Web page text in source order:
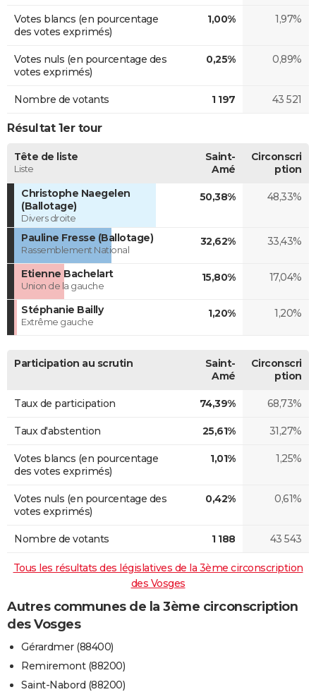
Votes blancs (en pourcentage
des votes exprimés)
1,00% 1,97%
Votes nuls (en pourcentage des
votes exprimés)
0,25% 0,89%
Nombre de votants 1 197 43 521
Résultat 1er tour
Tête de liste
Liste
Saint-
Amé
Circonscri
ption
Christophe Naegelen
(Ballotage)
Divers droite
50,38% 48,33%
Pauline Fresse (Ballotage)
Rassemblement National
32,62% 33,43%
Etienne Bachelart
Union de la gauche
15,80% 17,04%
Stéphanie Bailly
Extrême gauche
1,20% 1,20%
Participation au scrutin
Saint-
Amé
Circonscri
ption
Taux de participation 74,39% 68,73%
Taux d'abstention 25,61% 31,27%
Votes blancs (en pourcentage
des votes exprimés)
1,01% 1,25%
Votes nuls (en pourcentage des
votes exprimés)
0,42% 0,61%
Nombre de votants 1 188 43 543
Tous les résultats des législatives de la 3ème circonscription
des Vosges
Autres communes de la 3ème circonscription
des Vosges
Gérardmer (88400)
Remiremont (88200)
Saint-Nabord (88200)